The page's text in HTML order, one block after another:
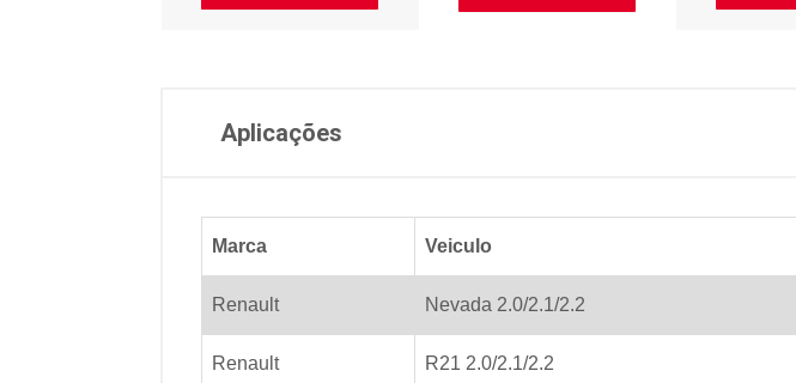
Aplicações
Marca Veiculo
Renault Nevada 2.0/2.1/2.2
Renault R21 2.0/2.1/2.2